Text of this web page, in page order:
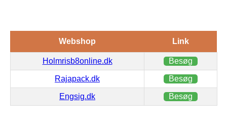
Webshop Link
Holmrisb8online.dk Besøg
Rajapack.dk Besøg
Engsig.dk Besøg